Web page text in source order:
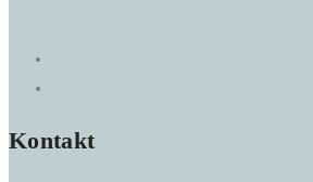
Kontakt